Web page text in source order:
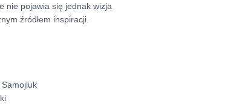
nie pojawia się jednak wizja
źródłem inspiracji.